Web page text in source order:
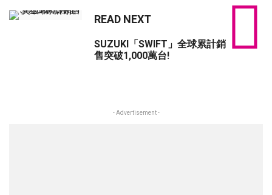
READ NEXT
SUZUKI「SWIFT」全球累計銷
售突破1,000萬台!
- Advertisement -